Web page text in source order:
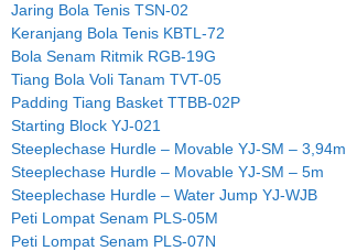
Jaring Bola Tenis TSN-02
Keranjang Bola Tenis KBTL-72
Bola Senam Ritmik RGB-19G
Tiang Bola Voli Tanam TVT-05
Padding Tiang Basket TTBB-02P
Starting Block YJ-021
Steeplechase Hurdle – Movable YJ-SM – 3,94m
Steeplechase Hurdle – Movable YJ-SM – 5m
Steeplechase Hurdle – Water Jump YJ-WJB
Peti Lompat Senam PLS-05M
Peti Lompat Senam PLS-07N